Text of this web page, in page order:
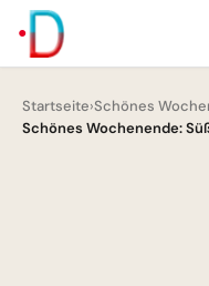
Startseite›Schönes
Schönes Wochenende: